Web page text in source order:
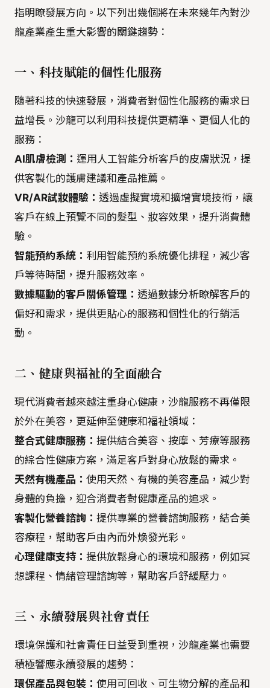
指明瞭發展方向。以下列出幾個將在未來幾年內對沙
龍產業產生重大影響的關鍵趨勢：
一、 科技賦能的個性化服務
隨著科技的快速發展，消費者對個性化服務的需求日
益增長。沙龍可以利用科技提供更精準、更個人化的
服務：
AI肌膚檢測： 運用人工智能分析客戶的皮膚狀況，提
供客製化的護膚建議和產品推薦。
VR/AR試妝體驗： 透過虛擬實境和擴增實境技術，讓
客戶在線上預覽不同的髮型、妝容效果，提升消費體
驗。
智能預約系統： 利用智能預約系統優化排程，減少客
戶等待時間，提升服務效率。
數據驅動的客戶關係管理： 透過數據分析瞭解客戶的
偏好和需求，提供更貼心的服務和個性化的行銷活
動。
二、 健康與福祉的全面融合
現代消費者越來越注重身心健康，沙龍服務不再僅限
於外在美容，更延伸至健康和福祉領域：
整合式健康服務： 提供結合美容、按摩、芳療等服務
的綜合性健康方案，滿足客戶對身心放鬆的需求。
天然有機產品： 使用天然、有機的美容產品，減少對
身體的負擔，迎合消費者對健康產品的追求。
客製化營養諮詢： 提供專業的營養諮詢服務，結合美
容療程，幫助客戶由內而外煥發光彩。
心理健康支持： 提供放鬆身心的環境和服務，例如冥
想課程、情緒管理諮詢等，幫助客戶舒緩壓力。
三、 永續發展與社會責任
環境保護和社會責任日益受到重視，沙龍產業也需要
積極響應永續發展的趨勢：
環保產品與包裝： 使用可回收、可生物分解的產品和